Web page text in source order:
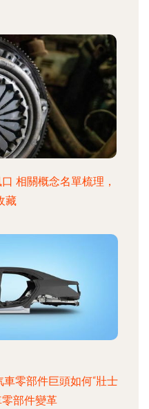
相關概念名單梳理，
藏
零部件巨頭如何“壯士
零部件變革